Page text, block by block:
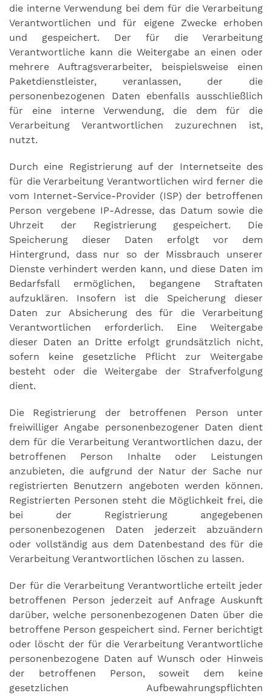
die interne Verwendung bei dem für die Verarbeitung
Verantwortlichen und für eigene Zwecke erhoben
und gespeichert. Der für die Verarbeitung
Verantwortliche kann die Weitergabe an einen oder
mehrere Auftragsverarbeiter, beispielsweise einen
Paketdienstleister, veranlassen, der die
personenbezogenen Daten ebenfalls ausschließlich
für eine interne Verwendung, die dem für die
Verarbeitung Verantwortlichen zuzurechnen ist,
nutzt.
Durch eine Registrierung auf der Internetseite des
für die Verarbeitung Verantwortlichen wird ferner die
vom Internet-Service-Provider (ISP) der betroffenen
Person vergebene IP-Adresse, das Datum sowie die
Uhrzeit der Registrierung gespeichert. Die
Speicherung dieser Daten erfolgt vor dem
Hintergrund, dass nur so der Missbrauch unserer
Dienste verhindert werden kann, und diese Daten im
Bedarfsfall ermöglichen, begangene Straftaten
aufzuklären. Insofern ist die Speicherung dieser
Daten zur Absicherung des für die Verarbeitung
Verantwortlichen erforderlich. Eine Weitergabe
dieser Daten an Dritte erfolgt grundsätzlich nicht,
sofern keine gesetzliche Pflicht zur Weitergabe
besteht oder die Weitergabe der Strafverfolgung
dient.
Die Registrierung der betroffenen Person unter
freiwilliger Angabe personenbezogener Daten dient
dem für die Verarbeitung Verantwortlichen dazu, der
betroffenen Person Inhalte oder Leistungen
anzubieten, die aufgrund der Natur der Sache nur
registrierten Benutzern angeboten werden können.
Registrierten Personen steht die Möglichkeit frei, die
bei der Registrierung angegebenen
personenbezogenen Daten jederzeit abzuändern
oder vollständig aus dem Datenbestand des für die
Verarbeitung Verantwortlichen löschen zu lassen.
Der für die Verarbeitung Verantwortliche erteilt jeder
betroffenen Person jederzeit auf Anfrage Auskunft
darüber, welche personenbezogenen Daten über die
betroffene Person gespeichert sind. Ferner berichtigt
oder löscht der für die Verarbeitung Verantwortliche
personenbezogene Daten auf Wunsch oder Hinweis
der betroffenen Person, soweit dem keine
gesetzlichen Aufbewahrungspflichten